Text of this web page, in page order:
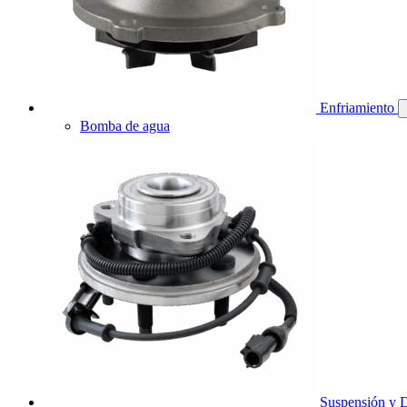
Enfriamiento
Bomba de agua
Suspensión y